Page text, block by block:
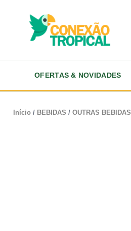
OFERTAS & NOVIDADES
Início / BEBIDAS / OUTRAS BEBIDAS